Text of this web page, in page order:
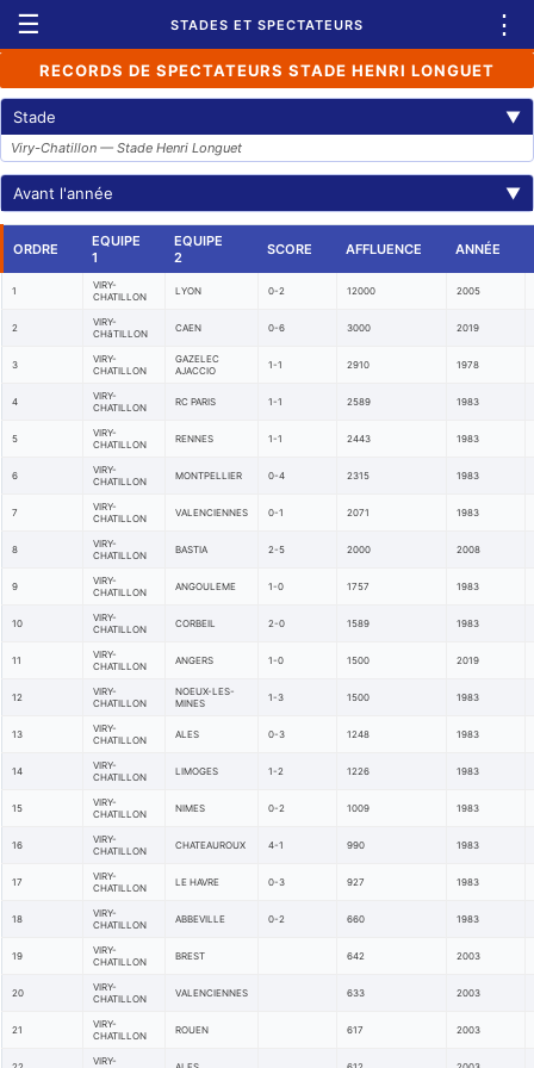
☰ STADES ET SPECTATEURS ⋮
RECORDS DE SPECTATEURS STADE HENRI LONGUET
Stade ▼
Viry-Chatillon — Stade Henri Longuet
Avant l'année ▼
ORDRE
EQUIPE
1
EQUIPE
2
SCORE AFFLUENCE ANNÉE
1
VIRY-
CHATILLON
LYON 0-2 12000 2005
2
VIRY-
CHâTILLON
CAEN 0-6 3000 2019
3
VIRY-
CHATILLON
GAZELEC
AJACCIO
1-1 2910 1978
4
VIRY-
CHATILLON
RC PARIS 1-1 2589 1983
5
VIRY-
CHATILLON
RENNES 1-1 2443 1983
6
VIRY-
CHATILLON
MONTPELLIER 0-4 2315 1983
7
VIRY-
CHATILLON
VALENCIENNES 0-1 2071 1983
8
VIRY-
CHATILLON
BASTIA 2-5 2000 2008
9
VIRY-
CHATILLON
ANGOULEME 1-0 1757 1983
10
VIRY-
CHATILLON
CORBEIL 2-0 1589 1983
11
VIRY-
CHATILLON
ANGERS 1-0 1500 2019
12
VIRY-
CHATILLON
NOEUX-LES-
MINES
1-3 1500 1983
13
VIRY-
CHATILLON
ALES 0-3 1248 1983
14
VIRY-
CHATILLON
LIMOGES 1-2 1226 1983
15
VIRY-
CHATILLON
NIMES 0-2 1009 1983
16
VIRY-
CHATILLON
CHATEAUROUX 4-1 990 1983
17
VIRY-
CHATILLON
LE HAVRE 0-3 927 1983
18
VIRY-
CHATILLON
ABBEVILLE 0-2 660 1983
19
VIRY-
CHATILLON
BREST 642 2003
20
VIRY-
CHATILLON
VALENCIENNES 633 2003
21
VIRY-
CHATILLON
ROUEN 617 2003
VIRY-